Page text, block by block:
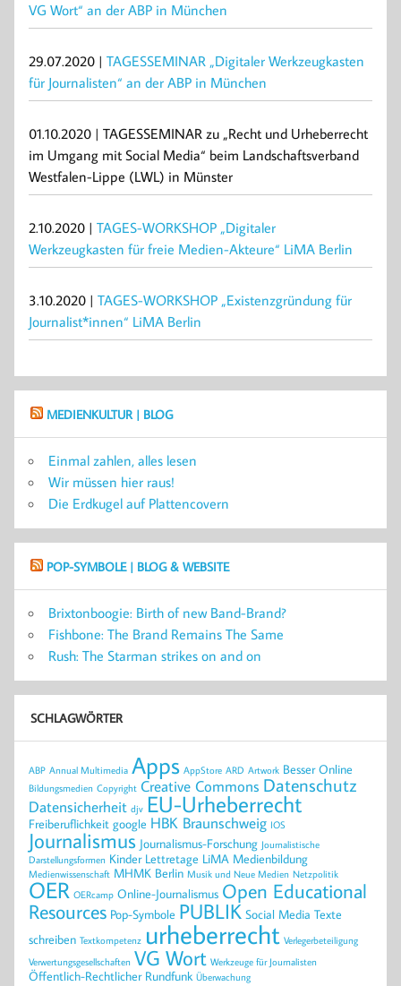
VG Wort“ an der ABP in München
29.07.2020 | TAGESSEMINAR „Digitaler Werkzeugkasten
für Journalisten“ an der ABP in München
01.10.2020 | TAGESSEMINAR zu „Recht und Urheberrecht
im Umgang mit Social Media“ beim Landschaftsverband
Westfalen-Lippe (LWL) in Münster
2.10.2020 | TAGES-WORKSHOP „Digitaler
Werkzeugkasten für freie Medien-Akteure“ LiMA Berlin
3.10.2020 | TAGES-WORKSHOP „Existenzgründung für
Journalist*innen“ LiMA Berlin
MEDIENKULTUR | BLOG
Einmal zahlen, alles lesen
Wir müssen hier raus!
Die Erdkugel auf Plattencovern
POP-SYMBOLE | BLOG & WEBSITE
Brixtonboogie: Birth of new Band-Brand?
Fishbone: The Brand Remains The Same
Rush: The Starman strikes on and on
SCHLAGWÖRTER
ABP Annual Multimedia Apps AppStore ARD Artwork Besser Online
Bildungsmedien Copyright Creative Commons Datenschutz
Datensicherheit djv EU-Urheberrecht
Freiberuflichkeit google HBK Braunschweig IOS
Journalismus Journalismus-Forschung Journalistische
Darstellungsformen Kinder Lettretage LiMA Medienbildung
Medienwissenschaft MHMK Berlin Musik und Neue Medien Netzpolitik
OER OERcamp Online-Journalismus Open Educational
Resources Pop-Symbole PUBLIK Social Media Texte
schreiben Textkompetenz urheberrecht Verlegerbeteiligung
Verwertungsgesellschaften VG Wort Werkzeuge für Journalisten
Öffentlich-Rechtlicher Rundfunk Überwachung